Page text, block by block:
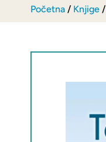
Početna / Knjige /